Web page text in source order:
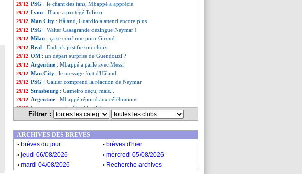
29/12 PSG : le chant des fans, Mbappé a apprécié
29/12 Lyon : Blanc a protégé Tolisso
29/12 Man City : Håland, Guardiola attend encore plus
29/12 PSG : Walter Casagrande dézingue Neymar !
29/12 Milan : ça se confirme pour Giroud
29/12 Real : Endrick justifie son choix
29/12 OM : un départ surprise de Guendouzi ?
29/12 Argentine : Mbappé a parlé avec Messi
29/12 Man City : le message fort d'Håland
29/12 PSG : Galtier comprend la réaction de Neymar
29/12 Strasbourg : Gameiro déçu, mais...
29/12 Argentine : Mbappé répond aux célébrations
29/12 Lyon: son poste, Cherki valide
Lyon: Blanc ne veut plus d'excuses
29/12 Lyon: Blanc exigeant avec Caqueret
29/12 Lyon: Kumbedi finit avec les félicitations
29/12 PSG : Galtier encense le héros Mbappé
... Liste des brèves du mar. 27 décembre 2022
Filtrer :
ARCHIVES DES BREVES
. brèves du jour . brèves d'hier
. jeudi 06/08/2026 . mercredi 05/08/2026
. mardi 04/08/2026 . Recherche archives